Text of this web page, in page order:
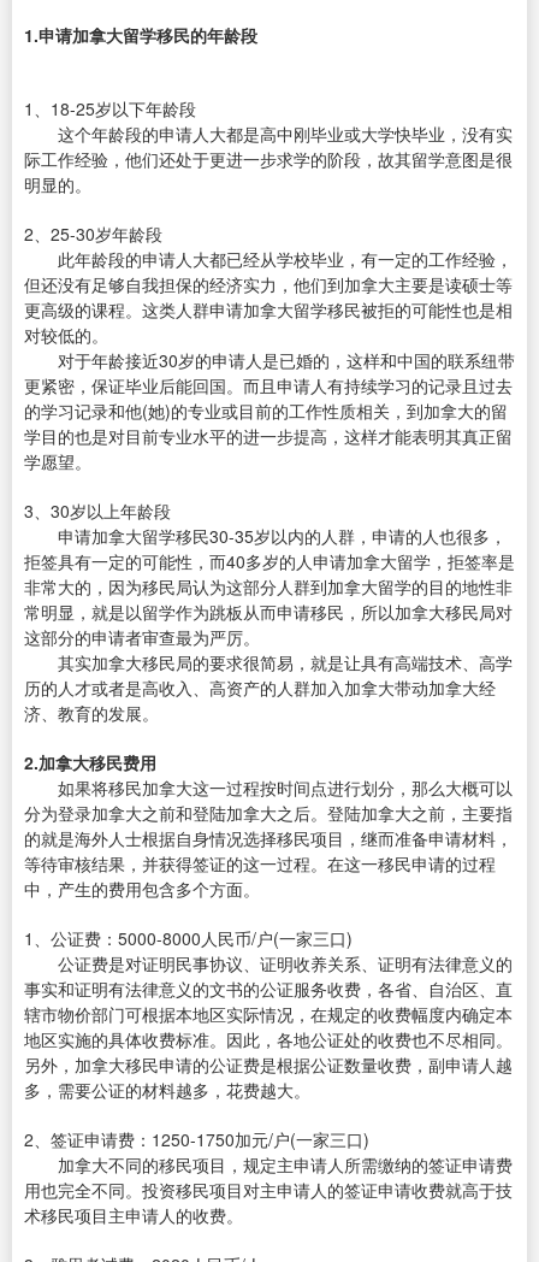
1.申请加拿大留学移民的年龄段
1、18-25岁以下年龄段
这个年龄段的申请人大都是高中刚毕业或大学快毕业，没有实
际工作经验，他们还处于更进一步求学的阶段，故其留学意图是很
明显的。
2、25-30岁年龄段
此年龄段的申请人大都已经从学校毕业，有一定的工作经验，
但还没有足够自我担保的经济实力，他们到加拿大主要是读硕士等
更高级的课程。这类人群申请加拿大留学移民被拒的可能性也是相
对较低的。
对于年龄接近30岁的申请人是已婚的，这样和中国的联系纽带
更紧密，保证毕业后能回国。而且申请人有持续学习的记录且过去
的学习记录和他(她)的专业或目前的工作性质相关，到加拿大的留
学目的也是对目前专业水平的进一步提高，这样才能表明其真正留
学愿望。
3、30岁以上年龄段
申请加拿大留学移民30-35岁以内的人群，申请的人也很多，
拒签具有一定的可能性，而40多岁的人申请加拿大留学，拒签率是
非常大的，因为移民局认为这部分人群到加拿大留学的目的地性非
常明显，就是以留学作为跳板从而申请移民，所以加拿大移民局对
这部分的申请者审查最为严厉。
其实加拿大移民局的要求很简易，就是让具有高端技术、高学
历的人才或者是高收入、高资产的人群加入加拿大带动加拿大经
济、教育的发展。
2.加拿大移民费用
如果将移民加拿大这一过程按时间点进行划分，那么大概可以
分为登录加拿大之前和登陆加拿大之后。登陆加拿大之前，主要指
的就是海外人士根据自身情况选择移民项目，继而准备申请材料，
等待审核结果，并获得签证的这一过程。在这一移民申请的过程
中，产生的费用包含多个方面。
1、公证费：5000-8000人民币/户(一家三口)
公证费是对证明民事协议、证明收养关系、证明有法律意义的
事实和证明有法律意义的文书的公证服务收费，各省、自治区、直
辖市物价部门可根据本地区实际情况，在规定的收费幅度内确定本
地区实施的具体收费标准。因此，各地公证处的收费也不尽相同。
另外，加拿大移民申请的公证费是根据公证数量收费，副申请人越
多，需要公证的材料越多，花费越大。
2、签证申请费：1250-1750加元/户(一家三口)
加拿大不同的移民项目，规定主申请人所需缴纳的签证申请费
用也完全不同。投资移民项目对主申请人的签证申请收费就高于技
术移民项目主申请人的收费。